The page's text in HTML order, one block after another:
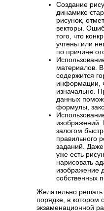
Создание
динамике
рисунок,
векторы.
того, что
учтены или
по причине
материалов.
содержится
информации,
изначально.
данных
формулы,
изображений.
залогом
правильного
заданий.
уже есть
нарисовать
изображение
собственных
Желательно решать
порядке, в
экзаменационной